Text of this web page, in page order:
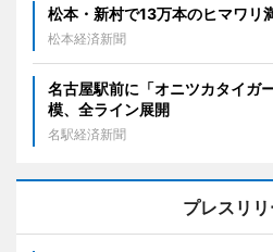
松本・新村で13万本のヒマワ
松本経済新聞
名古屋駅前に「オニツカタイ
模、全ライン展開
名駅経済新聞
プレスリ